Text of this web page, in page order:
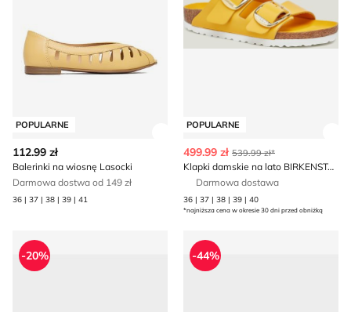
POPULARNE
112.99 zł
Balerinki na wiosnę Lasocki
Darmowa dostwa od 149 zł
36 | 37 | 38 | 39 | 41
POPULARNE
499.99 zł 539.99 zł*
Klapki damskie na lato BIRKENSTOCK
Darmowa dostawa
36 | 37 | 38 | 39 | 40
*najniższa cena w okresie 30 dni przed obniżką
Balerinki na wiosnę Mohito
-20%
Sandały damskie na lato
-44%